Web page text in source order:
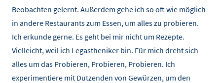
Beobachten gelernt. Außerdem gehe ich so oft wie möglich
in andere Restaurants zum Essen, um alles zu probieren.
Ich erkunde gerne. Es geht bei mir nicht um Rezepte.
Vielleicht, weil ich Legastheniker bin. Für mich dreht sich
alles um das Probieren, Probieren, Probieren. Ich
experimentiere mit Dutzenden von Gewürzen, um den